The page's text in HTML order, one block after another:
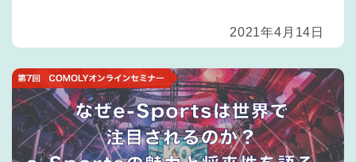
2021年4月14日